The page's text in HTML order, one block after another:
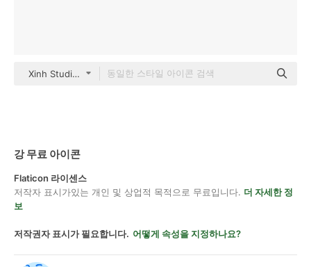
Xinh Studio Flat
강 무료 아이콘
Flaticon 라이센스
저작자 표시가있는 개인 및 상업적 목적으로 무료입니다. 더 자세한 정
보
저작권자 표시가 필요합니다. 어떻게 속성을 지정하나요?